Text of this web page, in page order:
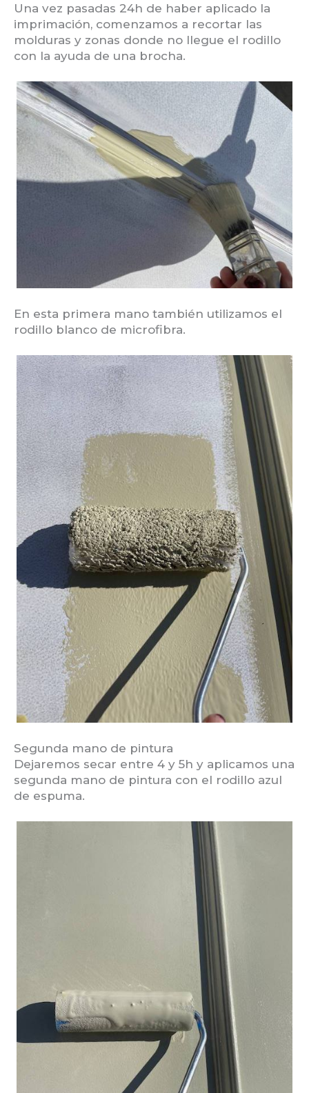
Una vez pasadas 24h de haber aplicado la
imprimación, comenzamos a recortar las
molduras y zonas donde no llegue el rodillo
con la ayuda de una brocha.
En esta primera mano también utilizamos el
rodillo blanco de microfibra.
Segunda mano de pintura
Dejaremos secar entre 4 y 5h y aplicamos una
segunda mano de pintura con el rodillo azul
de espuma.